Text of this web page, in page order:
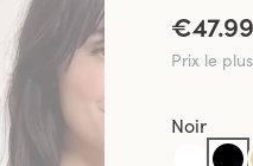
€47.99
Prix le
Noir